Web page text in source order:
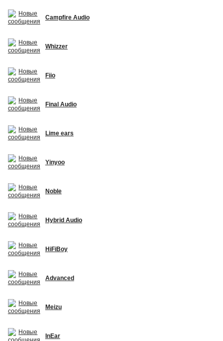
Campfire Audio
Whizzer
Fiio
Final Audio
Lime ears
Yinyoo
Noble
Hybrid Audio
HiFiBoy
Advanced
Meizu
InEar